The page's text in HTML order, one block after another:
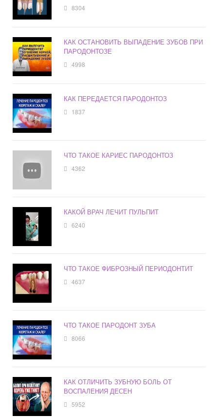
8304
КАК ОСТАНОВИТЬ ВЫПАДЕНИЕ ЗУБОВ ПРИ
ПАРОДОНТОЗЕ
4998
КАК ПЕРЕДАЕТСЯ ПАРОДОНТОЗ
1837
ЧТО ТАКОЕ КАРИЕС ПАРОДОНТОЗ
4362
КАКОЙ ВРАЧ ЛЕЧИТ ПУЛЬПИТ
6240
ЧТО ТАКОЕ ФИБРОЗНЫЙ ПЕРИОДОНТИТ
4637
ЧТО ТАКОЕ ПАРОДОНТ ЗУБА
8066
КАК ОТЛИЧИТЬ ЗУБНУЮ БОЛЬ ОТ
ВОСПАЛЕНИЯ ДЕСЕН
5952